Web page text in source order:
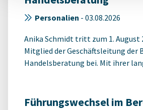
Personalien - 03.08.2026
Anika Schmidt tritt zum 1. August
Mitglied der Geschäftsleitung der
Handelsberatung bei. Mit ihrer
Führungswechsel im